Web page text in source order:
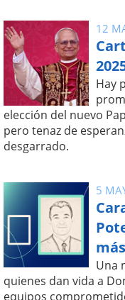
12
Hay
elección del nuevo
pero tenaz de
desgarrado.
5
Una
quienes dan vida a
equipos